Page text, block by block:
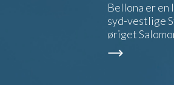
Bellona er
syd-vestlige
øriget